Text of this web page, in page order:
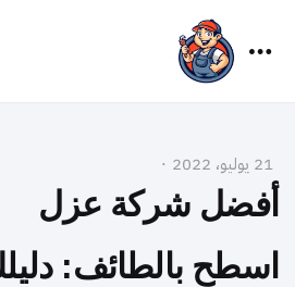
Menu
21 يوليو، 2022
أفضل شركة عزل
اسطح بالطائف: